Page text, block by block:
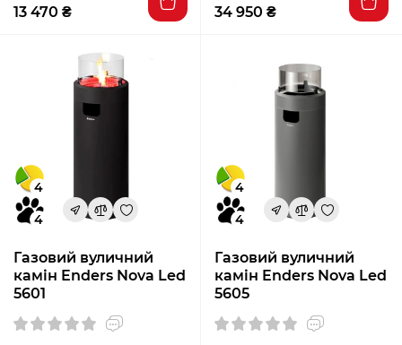
13 470 ₴ 34 950 ₴
4
4
Газовий вуличний
камін Enders Nova Led
5601
4
4
Газовий вуличний
камін Enders Nova Led
5605